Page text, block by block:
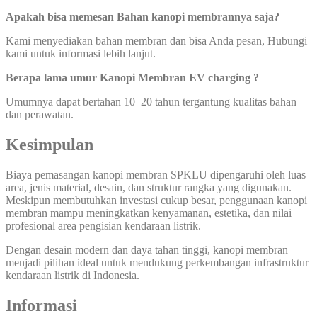
Apakah bisa memesan Bahan kanopi membrannya saja?
Kami menyediakan bahan membran dan bisa Anda pesan, Hubungi
kami untuk informasi lebih lanjut.
Berapa lama umur Kanopi Membran EV charging ?
Umumnya dapat bertahan 10–20 tahun tergantung kualitas bahan
dan perawatan.
Kesimpulan
Biaya pemasangan kanopi membran SPKLU dipengaruhi oleh luas
area, jenis material, desain, dan struktur rangka yang digunakan.
Meskipun membutuhkan investasi cukup besar, penggunaan kanopi
membran mampu meningkatkan kenyamanan, estetika, dan nilai
profesional area pengisian kendaraan listrik.
Dengan desain modern dan daya tahan tinggi, kanopi membran
menjadi pilihan ideal untuk mendukung perkembangan infrastruktur
kendaraan listrik di Indonesia.
Informasi